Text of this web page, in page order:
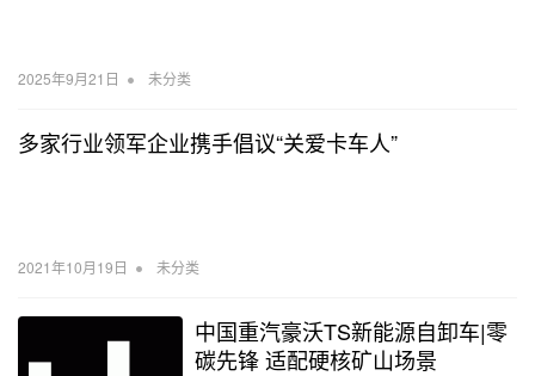
2025年9月21日 • 未分类
多家行业领军企业携手倡议“关爱卡车人”
2021年10月19日 • 未分类
中国重汽豪沃TS新能源自卸车|零
碳先锋 适配硬核矿山场景